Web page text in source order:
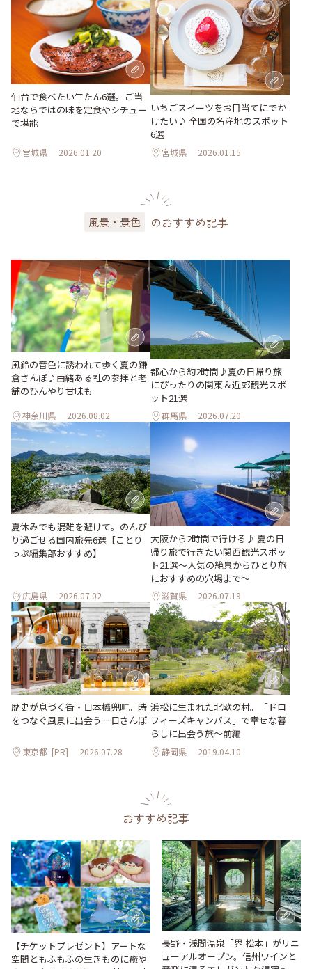
仙台で食べたい牛たん6選。ご当
地ならではの味を定食やシチュー
で堪能
宮城県 2026.01.20
いちごスイーツをお目当てにでか
けたい♪ 全国の名産地のスポット
6選
宮城県 2026.01.15
風景・景色 のおすすめ記事
風鈴の音色に誘われて歩く夏の鎌
倉さんぽ♪由緒ある社の参拝と老
舗のひんやり甘味も
神奈川県 2026.08.02
都心から約2時間♪夏の日帰り旅
にぴったりの関東＆近郊観光スポ
ット21選
群馬県 2026.07.20
夏休みでも混雑を避けて。のんび
り過ごせる国内旅先6選【ことり
っぷ編集部おすすめ】
広島県 2026.07.02
大阪から2時間で行ける♪ 夏の日
帰り旅で行きたい関西観光スポッ
ト21選～人気の絶景からひとり旅
におすすめの穴場まで～
滋賀県 2026.07.19
歴史が息づく街・日本橋兜町。時
をつなぐ風景に出会う一日さんぽ
東京都 [PR] 2026.07.28
浜松に生まれた北欧の村。「ドロ
フィーズキャンパス」で幸せな暮
らしに出会う旅～前編
静岡県 2019.04.10
おすすめ記事
【チケットプレゼント】アートな
空間ともふもふの生きものに癒や
長野・浅間温泉「界 松本」がリニ
ューアルオープン。信州ワインと